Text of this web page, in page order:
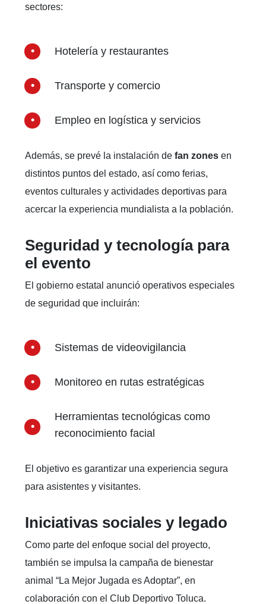
sectores:
Hotelería y restaurantes
Transporte y comercio
Empleo en logística y servicios
Además, se prevé la instalación de fan zones en
distintos puntos del estado, así como ferias,
eventos culturales y actividades deportivas para
acercar la experiencia mundialista a la población.
Seguridad y tecnología para
el evento
El gobierno estatal anunció operativos especiales
de seguridad que incluirán:
Sistemas de videovigilancia
Monitoreo en rutas estratégicas
Herramientas tecnológicas como
reconocimiento facial
El objetivo es garantizar una experiencia segura
para asistentes y visitantes.
Iniciativas sociales y legado
Como parte del enfoque social del proyecto,
también se impulsa la campaña de bienestar
animal “La Mejor Jugada es Adoptar”, en
colaboración con el Club Deportivo Toluca.